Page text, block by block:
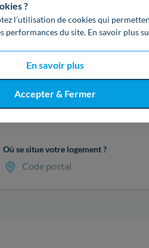
?
l’utilisation de cookies qui
performances du site. En savoir plus
En savoir plus
Accepter & Fermer
devis gratuit
Où se situe votre logement ?
Code postal